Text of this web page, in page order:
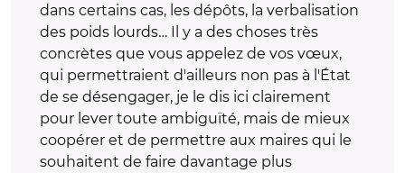
dans certains cas, les dépôts, la verbalisation
des poids lourds… Il y a des choses très
concrètes que vous appelez de vos vœux,
qui permettraient d'ailleurs non pas à l'État
de se désengager, je le dis ici clairement
pour lever toute ambiguïté, mais de mieux
coopérer et de permettre aux maires qui le
souhaitent de faire davantage plus